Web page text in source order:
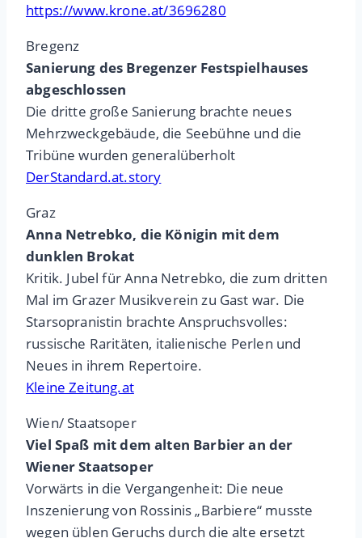
https://www.krone.at/3696280
Bregenz
Sanierung des Bregenzer Festspielhauses
abgeschlossen
Die dritte große Sanierung brachte neues
Mehrzweckgebäude, die Seebühne und die
Tribüne wurden generalüberholt
DerStandard.at.story
Graz
Anna Netrebko, die Königin mit dem
dunklen Brokat
Kritik. Jubel für Anna Netrebko, die zum dritten
Mal im Grazer Musikverein zu Gast war. Die
Starsopranistin brachte Anspruchsvolles:
russische Raritäten, italienische Perlen und
Neues in ihrem Repertoire.
Kleine Zeitung.at
Wien/ Staatsoper
Viel Spaß mit dem alten Barbier an der
Wiener Staatsoper
Vorwärts in die Vergangenheit: Die neue
Inszenierung von Rossinis „Barbiere“ musste
wegen üblen Geruchs durch die alte ersetzt